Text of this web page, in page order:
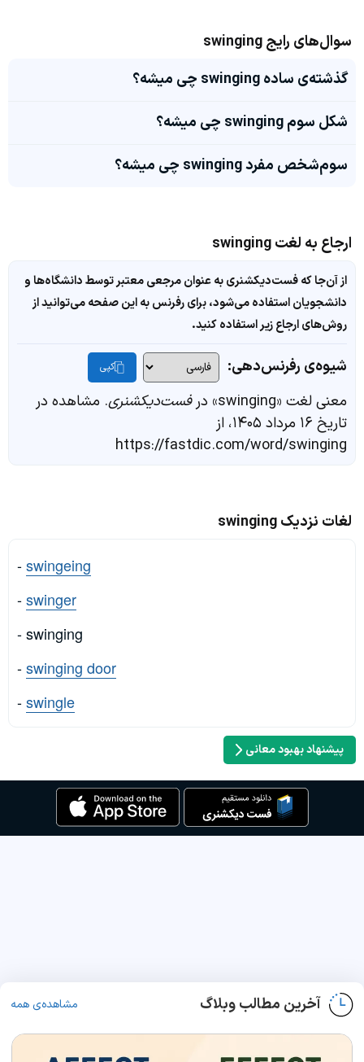
سوال‌های رایج swinging
گذشته‌ی ساده swinging چی میشه؟
شکل سوم swinging چی میشه؟
سوم‌شخص مفرد swinging چی میشه؟
ارجاع به لغت swinging
از آن‌جا که فست‌دیکشنری به عنوان مرجعی معتبر توسط دانشگاه‌ها و
دانشجویان استفاده می‌شود، برای رفرنس به این صفحه می‌توانید از
روش‌های ارجاع زیر استفاده کنید.
شیوه‌ی رفرنس‌دهی: کپی
معنی لغت «swinging» در فست‌دیکشنری. مشاهده در
تاریخ ۱۶ مرداد ۱۴۰۵، از
https://fastdic.com/word/swinging
لغات نزدیک swinging
-swingeing
-swinger
- swinging
-swinging door
-swingle
پیشنهاد بهبود معانی
آخرین مطالب وبلاگ مشاهده‌ی همه